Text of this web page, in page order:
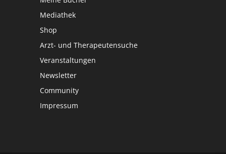
Mediathek
Shop
Arzt- und Therapeutensuche
Veranstaltungen
Newsletter
Community
Impressum